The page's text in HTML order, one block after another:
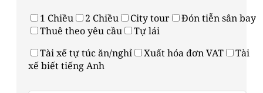
1 Chiều 2 Chiều City tour
Đón tiễn sân bay
Thuê theo yêu cầu
Tự lái
Tài xế tự túc ăn/nghỉ
Xuất hóa đơn VAT
Tài
xế biết tiếng Anh